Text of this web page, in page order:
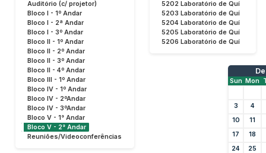
Auditório (c/ projetor)
Bloco I - 1º Andar
Bloco I - 2ª Andar
Bloco I - 3º Andar
Bloco II - 1º Andar
Bloco II - 2º Andar
Bloco II - 3º Andar
Bloco II - 4º Andar
Bloco III - 1º Andar
Bloco IV - 1º Andar
Bloco IV - 2ºAndar
Bloco IV - 3ºAndar
Bloco V - 1° Andar
Bloco V - 2° Andar
Reuniões/Videoconferências
5202 Laboratório de Quí
5203 Laboratório de Quí
5204 Laboratório de Quí
5205 Laboratório de Quí
5206 Laboratório de Quí
Sun Mon
3
4
10
11
17
18
24
25